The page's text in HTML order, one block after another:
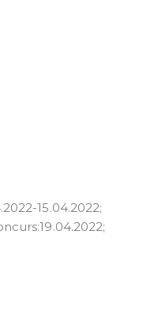
15.04.2022;